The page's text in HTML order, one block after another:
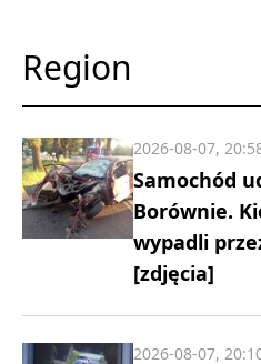
Region
Samochód
Borównie.
wypadli
[zdjęcia]
2026-08-07,
2026-08-07,